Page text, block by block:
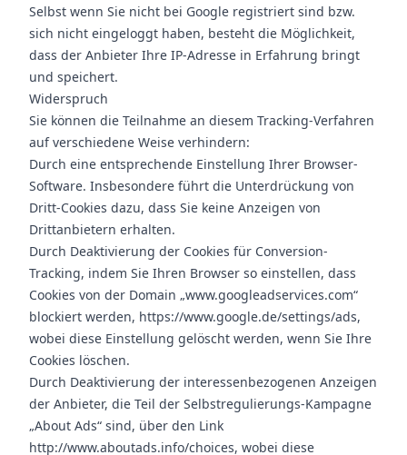
Selbst wenn Sie nicht bei Google registriert sind bzw.
sich nicht eingeloggt haben, besteht die Möglichkeit,
dass der Anbieter Ihre IP-Adresse in Erfahrung bringt
und speichert.
Widerspruch
Sie können die Teilnahme an diesem Tracking-Verfahren
auf verschiedene Weise verhindern:
Durch eine entsprechende Einstellung Ihrer Browser-
Software. Insbesondere führt die Unterdrückung von
Dritt-Cookies dazu, dass Sie keine Anzeigen von
Drittanbietern erhalten.
Durch Deaktivierung der Cookies für Conversion-
Tracking, indem Sie Ihren Browser so einstellen, dass
Cookies von der Domain „www.googleadservices.com“
blockiert werden, https://www.google.de/settings/ads,
wobei diese Einstellung gelöscht werden, wenn Sie Ihre
Cookies löschen.
Durch Deaktivierung der interessenbezogenen Anzeigen
der Anbieter, die Teil der Selbstregulierungs-Kampagne
„About Ads“ sind, über den Link
http://www.aboutads.info/choices, wobei diese